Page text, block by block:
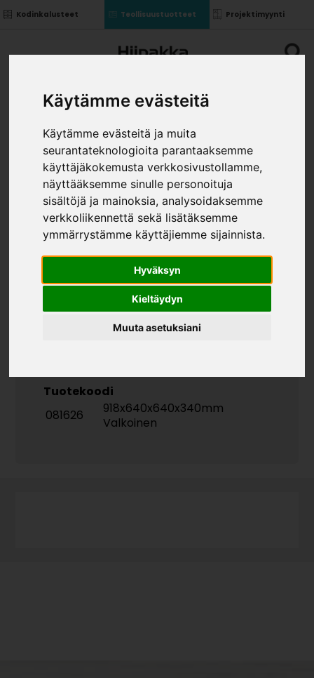
Käytämme evästeitä
Käytämme evästeitä ja muita
seurantateknologioita parantaaksemme
käyttäjäkokemusta verkkosivustollamme,
näyttääksemme sinulle personoituja
sisältöjä ja mainoksia, analysoidaksemme
verkkoliikennettä sekä lisätäksemme
ymmärrystämme käyttäjiemme sijainnista.
Hyväksyn
Kieltäydyn
Muuta asetuksiani
Kodinkalusteet Teollisuustuotteet Projektimyynti
SISÄYLÄKULMAKAAPPI
918X340, L-MALLI
KOST.KEST.
Teollisuustuotteet» Kalusterungot ja ovet»
Yläkaapit » Sisäyläkulmakaappi 918x340, L-malli
kost.kest.
VÄRI
Tuotekoodi
081626
918x640x640x340mm
Valkoinen